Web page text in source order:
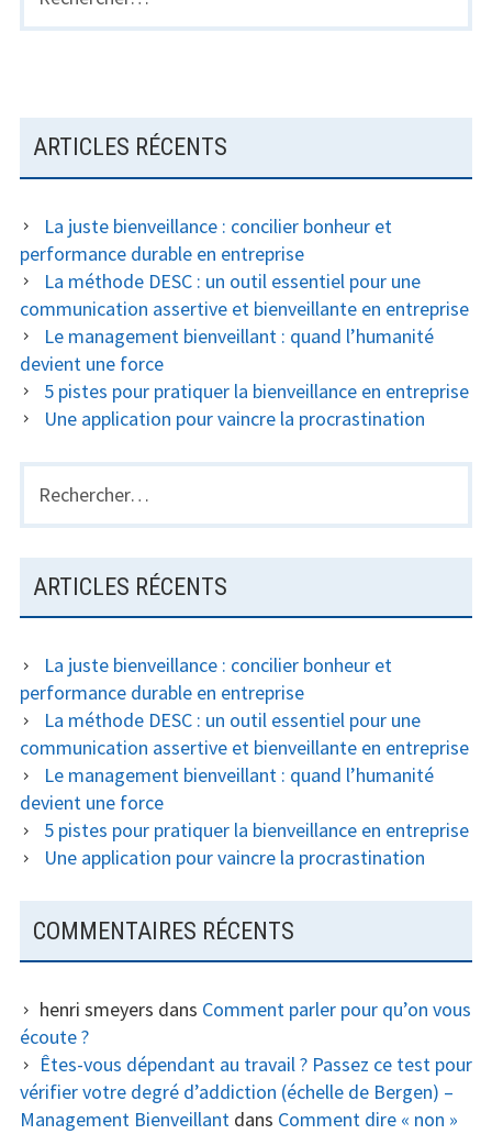
LATÉRALE
ARTICLES RÉCENTS
La juste bienveillance : concilier bonheur et
performance durable en entreprise
La méthode DESC : un outil essentiel pour une
communication assertive et bienveillante en entreprise
Le management bienveillant : quand l’humanité
devient une force
5 pistes pour pratiquer la bienveillance en entreprise
Une application pour vaincre la procrastination
Rechercher :
ARTICLES RÉCENTS
La juste bienveillance : concilier bonheur et
performance durable en entreprise
La méthode DESC : un outil essentiel pour une
communication assertive et bienveillante en entreprise
Le management bienveillant : quand l’humanité
devient une force
5 pistes pour pratiquer la bienveillance en entreprise
Une application pour vaincre la procrastination
COMMENTAIRES RÉCENTS
henri smeyers dans Comment parler pour qu’on vous
écoute ?
Êtes-vous dépendant au travail ? Passez ce test pour
vérifier votre degré d’addiction (échelle de Bergen) –
Management Bienveillantdans Comment dire « non »